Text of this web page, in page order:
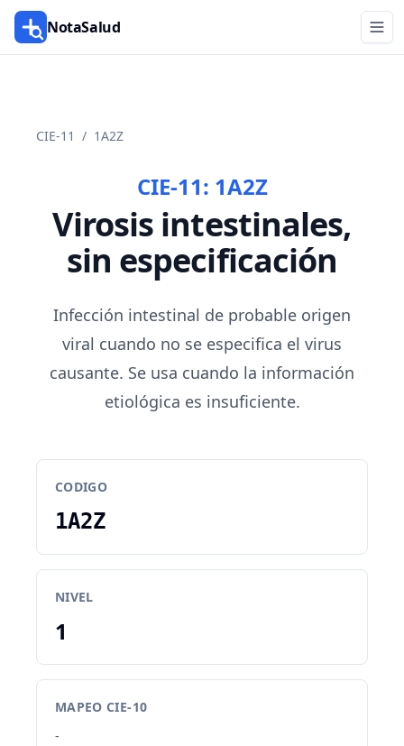
NotaSalud
CIE-11 / 1A2Z
CIE-11: 1A2Z
Virosis intestinales,
sin especificación
Infección intestinal de probable origen
viral cuando no se especifica el virus
causante. Se usa cuando la información
etiológica es insuficiente.
CODIGO
1A2Z
NIVEL
1
MAPEO CIE-10
-